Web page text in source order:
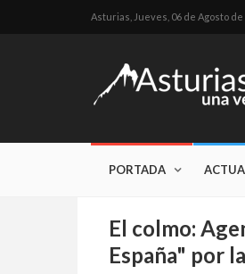
Asturias, Jueves, 06 de Agosto de
PORTADA
El colmo:
España" por